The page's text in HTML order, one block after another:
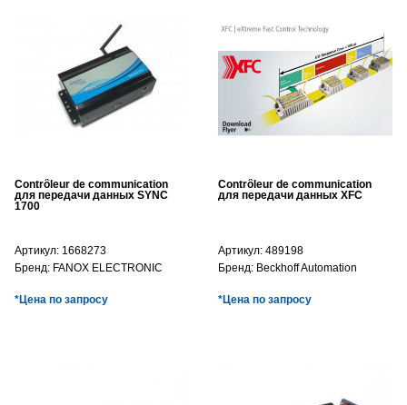
Contrôleur de communication
для передачи данных SYNC
1700
Артикул: 1668273
Бренд: FANOX ELECTRONIC
*Цена по запросу
Contrôleur de communication
для передачи данных XFC
Артикул: 489198
Бренд: Beckhoff Automation
*Цена по запросу